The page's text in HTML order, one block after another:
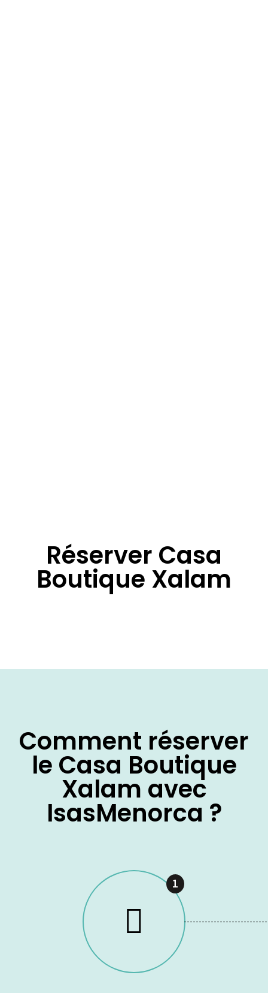
Réserver Casa
Boutique Xalam
Comment réserver
le Casa Boutique
Xalam avec
IsasMenorca ?
1